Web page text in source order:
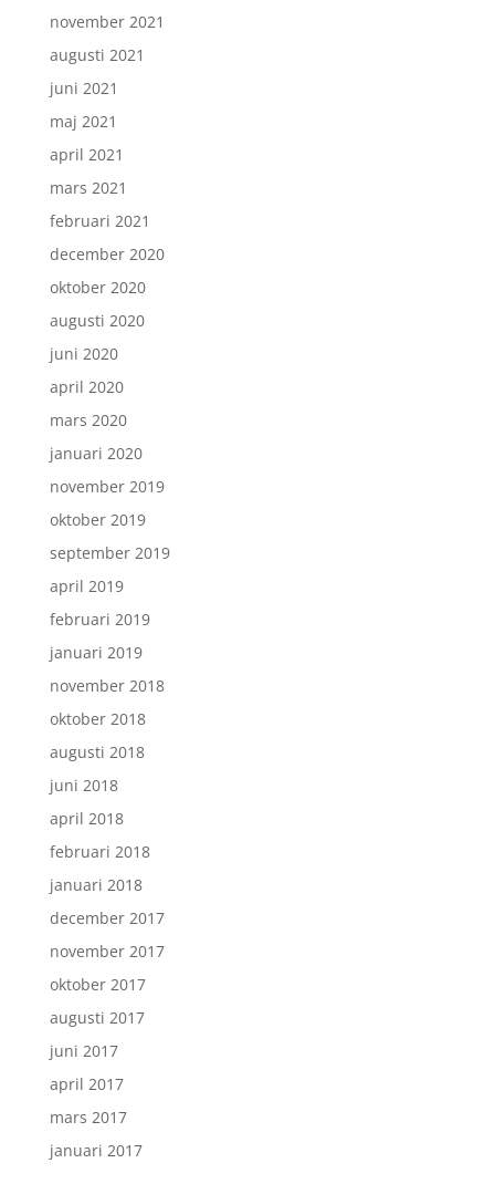
november 2021
augusti 2021
juni 2021
maj 2021
april 2021
mars 2021
februari 2021
december 2020
oktober 2020
augusti 2020
juni 2020
april 2020
mars 2020
januari 2020
november 2019
oktober 2019
september 2019
april 2019
februari 2019
januari 2019
november 2018
oktober 2018
augusti 2018
juni 2018
april 2018
februari 2018
januari 2018
december 2017
november 2017
oktober 2017
augusti 2017
juni 2017
april 2017
mars 2017
januari 2017